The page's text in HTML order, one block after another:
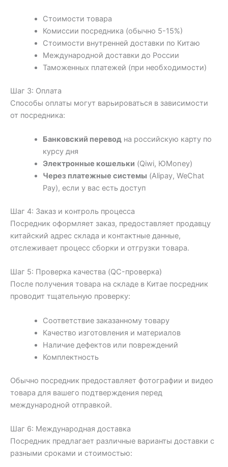
Стоимости товара
Комиссии посредника (обычно 5-15%)
Стоимости внутренней доставки по Китаю
Международной доставки до России
Таможенных платежей (при необходимости)
Шаг 3: Оплата
Способы оплаты могут варьироваться в зависимости
от посредника:
Банковский переводна российскую карту по
курсу дня
Электронные кошельки (Qiwi, ЮMoney)
Через платежные системы (Alipay, WeChat
Pay), если у вас есть доступ
Шаг 4: Заказ и контроль процесса
Посредник оформляет заказ, предоставляет продавцу
китайский адрес склада и контактные данные,
отслеживает процесс сборки и отгрузки товара.
Шаг 5: Проверка качества (QC-проверка)
После получения товара на складе в Китае посредник
проводит тщательную проверку:
Соответствие заказанному товару
Качество изготовления и материалов
Наличие дефектов или повреждений
Комплектность
Обычно посредник предоставляет фотографии и видео
товара для вашего подтверждения перед
международной отправкой.
Шаг 6: Международная доставка
Посредник предлагает различные варианты доставки с
разными сроками и стоимостью: